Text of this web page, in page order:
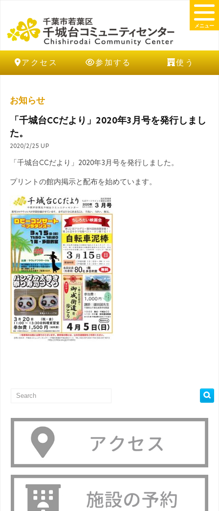
アクセス 参加する 使う
メニュー
お知らせ
「千城台CCだより」2020年3月号を発行しまし
た。
2020/2/25 UP
「千城台CCだより」2020年3月号を発行しました。
プリントの館内掲示と配布を始めています。